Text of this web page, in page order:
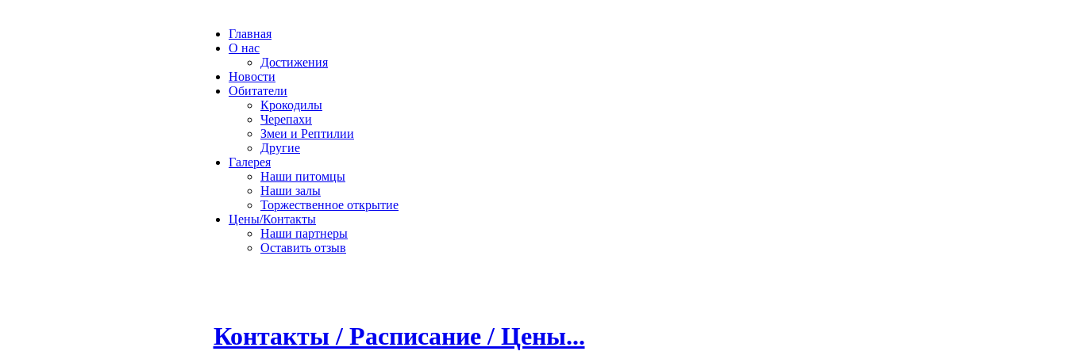
Главная
О нас
Достижения
Новости
Обитатели
Крокодилы
Черепахи
Змеи и Рептилии
Другие
Галерея
Наши питомцы
Наши залы
Торжественное открытие
Цены/Контакты
Наши партнеры
Оставить отзыв
Контакты / Расписание / Цены...